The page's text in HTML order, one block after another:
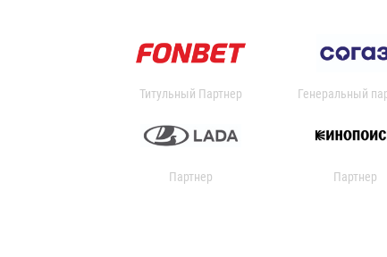
Титульный Партнер Генеральный
Партнер Партнер